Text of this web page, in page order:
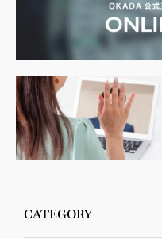
CATEGORY